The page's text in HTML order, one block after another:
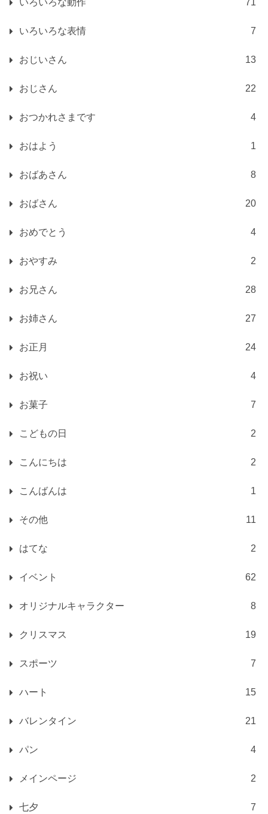
いろいろな表情 7
おじいさん 13
おじさん 22
おつかれさまです 4
おはよう 1
おばあさん 8
おばさん 20
おめでとう 4
おやすみ 2
お兄さん 28
お姉さん 27
お正月 24
お祝い 4
お菓子 7
こどもの日 2
こんにちは 2
こんばんは 1
その他 11
はてな 2
イベント 62
オリジナルキャラクター 8
クリスマス 19
スポーツ 7
ハート 15
バレンタイン 21
パン 4
メインページ 2
七夕 7